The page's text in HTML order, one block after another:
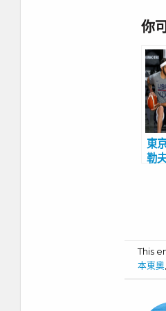
你
東
勒
This
本東奧,